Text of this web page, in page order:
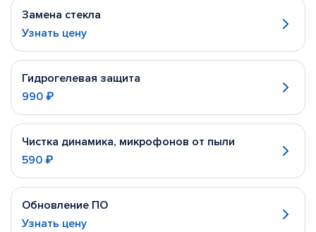
Замена стекла
Узнать цену
Гидрогелевая защита
990 ₽
Чистка динамика, микрофонов от пыли
590 ₽
Обновление ПО
Узнать цену